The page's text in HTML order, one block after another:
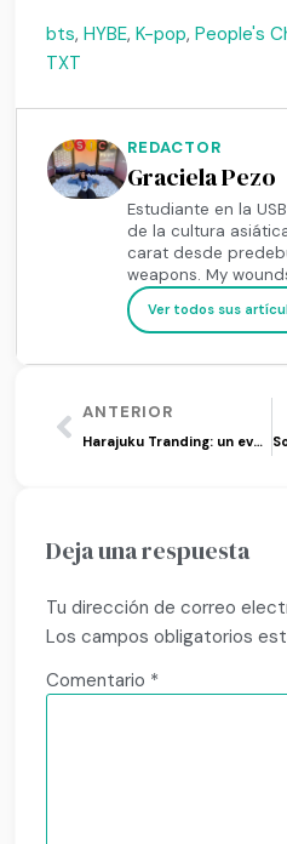
bts,HYBE,K-pop,People's
TXT
REDACTOR
Graciela Pezo
Estudiante en la
de la cultura
carat desde
weapons. My
Ver todos sus
ANTERIOR
Harajuku Tranding: un evento de cultura asiática en Valencia
Deja una respuesta
Tu dirección de correo
Los campos obligatorios
Comentario *